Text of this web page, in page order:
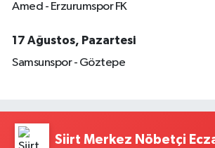
Amed - Erzurumspor FK
17 Ağustos, Pazartesi
Samsunspor - Göztepe
Siirt Merkez Nöbetçi